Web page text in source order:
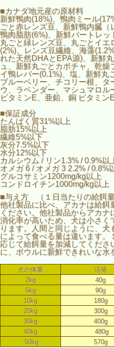
■カナダ地元産の原材料
新鮮鴨肉(18%)、鴨肉ミール
ごと赤レンズ豆、新鮮鴨内臓（
鴨肉脂肪(6%)、新鮮バートレッ
丸ごと緑レンズ豆、丸ごとイエ
(2%)、レンズ豆繊維、海藻
れた天然DHAとEPA源)、新鮮
ュ、新鮮丸ごとカボチャ、乾
イ鴨レバー(0.1%)、塩、新鮮丸
ブルーベリー、チコリー根、
ウ、ラベンダー、マシュマロル
ビタミンE、亜鉛、銅 ビタミン
■保証成分
たんぱく質31%以上
脂肪15%以上
繊維5%以下
灰分7.5%以下
水分12%以下
カルシウム / リン1.3% / 0.9%以
オメガ 6 / オメガ 3 2.2% / 0.8%
グルコサミン1200mg/kg以上
コンドロイチン1000mg/kg以上
■与え方 （１日当たりの給餌量
他社製品に比べ、アカナは給餌
ください。他社製品からアカ
消化率が高いため、犬は小さく
ります。人間と同じように、犬
によって食べる量は違います。
応じて給餌量を加減してくださ
に、ボウルに新鮮できれいな水
犬の体重 活発
2kg
40g
5kg
90g
10kg
180g
20kg
300g
30kg
400g
40kg
480g
50kg
570g